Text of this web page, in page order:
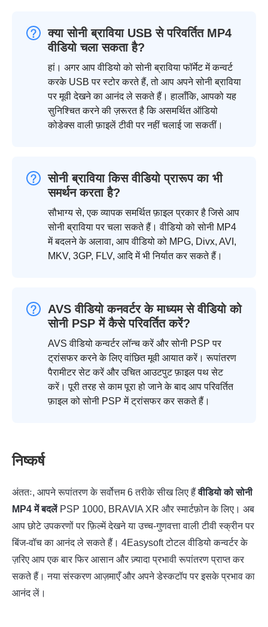
क्या सोनी ब्राविया USB से परिवर्तित MP4
वीडियो चला सकता है?
हां। अगर आप वीडियो को सोनी ब्राविया फॉर्मेट में कन्वर्ट
करके USB पर स्टोर करते हैं, तो आप अपने सोनी ब्राविया
पर मूवी देखने का आनंद ले सकते हैं। हालाँकि, आपको यह
सुनिश्चित करने की ज़रूरत है कि असमर्थित ऑडियो
कोडेक्स वाली फ़ाइलें टीवी पर नहीं चलाई जा सकतीं।
सोनी ब्राविया किस वीडियो प्रारूप का भी
समर्थन करता है?
सौभाग्य से, एक व्यापक समर्थित फ़ाइल प्रकार है जिसे आप
सोनी ब्राविया पर चला सकते हैं। वीडियो को सोनी MP4
में बदलने के अलावा, आप वीडियो को MPG, Divx, AVI,
MKV, 3GP, FLV, आदि में भी निर्यात कर सकते हैं।
AVS वीडियो कनवर्टर के माध्यम से वीडियो को
सोनी PSP में कैसे परिवर्तित करें?
AVS वीडियो कन्वर्टर लॉन्च करें और सोनी PSP पर
ट्रांसफर करने के लिए वांछित मूवी आयात करें। रूपांतरण
पैरामीटर सेट करें और उचित आउटपुट फ़ाइल पथ सेट
करें। पूरी तरह से काम पूरा हो जाने के बाद आप परिवर्तित
फ़ाइल को सोनी PSP में ट्रांसफर कर सकते हैं।
निष्कर्ष
अंततः, आपने रूपांतरण के सर्वोत्तम 6 तरीके सीख लिए हैंवीडियो को सोनी
MP4 में बदलेंPSP 1000, BRAVIA XR और स्मार्टफ़ोन के लिए। अब
आप छोटे उपकरणों पर फ़िल्में देखने या उच्च-गुणवत्ता वाली टीवी स्क्रीन पर
बिंज-वॉच का आनंद ले सकते हैं। 4Easysoft टोटल वीडियो कन्वर्टर के
ज़रिए आप एक बार फिर आसान और ज़्यादा प्रभावी रूपांतरण प्राप्त कर
सकते हैं। नया संस्करण आज़माएँ और अपने डेस्कटॉप पर इसके प्रभाव का
आनंद लें।